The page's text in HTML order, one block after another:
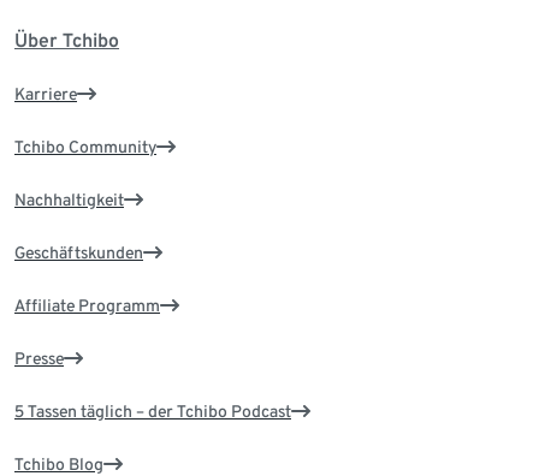
Über Tchibo
Karriere
Tchibo Community
Nachhaltigkeit
Geschäftskunden
Affiliate Programm
Presse
5 Tassen täglich – der Tchibo Podcast
Tchibo Blog